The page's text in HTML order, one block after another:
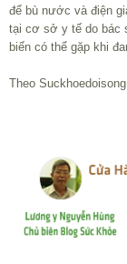
để bù nước và điện
tại cơ sở y tế do bác
biến có thể gặp khi
Theo Suckhoedoisong